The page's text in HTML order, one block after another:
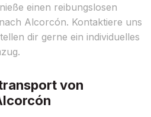
einen reibungslosen
Alcorcón. Kontaktiere uns
dir gerne ein individuelles
von